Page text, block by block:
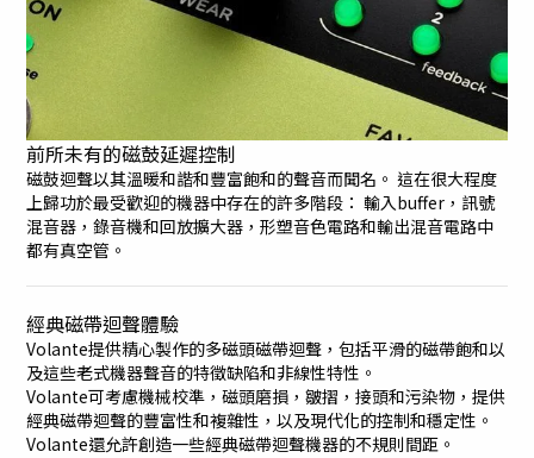
前所未有的磁鼓延遲控制
磁鼓迴聲以其溫暖和諧和豐富飽和的聲音而聞名。 這在很大程度
上歸功於最受歡迎的機器中存在的許多階段： 輸入buffer，訊號
混音器，錄音機和回放擴大器，形塑音色電路和輸出混音電路中
都有真空管。
經典磁帶迴聲體驗
Volante提供精心製作的多磁頭磁帶迴聲，包括平滑的磁帶飽和以
及這些老式機器聲音的特徵缺陷和非線性特性。
Volante可考慮機械校準，磁頭磨損，皺摺，接頭和污染物，提供
經典磁帶迴聲的豐富性和複雜性，以及現代化的控制和穩定性。
Volante還允許創造一些經典磁帶迴聲機器的不規則間距。